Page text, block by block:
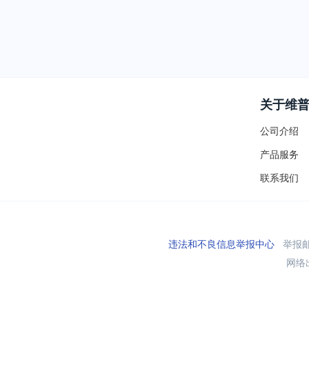
关于维普
公司介绍
产品服务
联系我们
违法和不良信息举报中心举报
网